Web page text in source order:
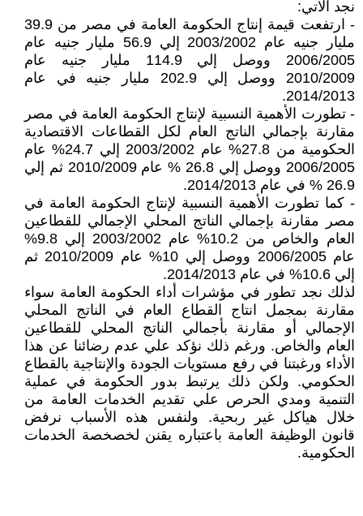
نجد الآتي:
- ارتفعت قيمة إنتاج الحكومة العامة في مصر من 39.9
مليار جنيه عام 2003/2002 إلي 56.9 مليار جنيه عام
2006/2005 ووصل إلي 114.9 مليار جنيه عام
2010/2009 ووصل إلي 202.9 مليار جنيه في عام
2014/2013.
- تطورت الأهمية النسبية لإنتاج الحكومة العامة في مصر
مقارنة بإجمالي الناتج العام لكل القطاعات الاقتصادية
الحكومية من 27.8% عام 2003/2002 إلي 24.7% عام
2006/2005 ووصل إلي 26.8 % عام 2010/2009 ثم إلي
26.9 % في عام 2014/2013.
- كما تطورت الأهمية النسبية لإنتاج الحكومة العامة في
مصر مقارنة بإجمالي الناتج المحلي الإجمالي للقطاعين
العام والخاص من 10.2% عام 2003/2002 إلي 9.8%
عام 2006/2005 ووصل إلي 10% عام 2010/2009 ثم
إلي 10.6% في عام 2014/2013.
لذلك نجد تطور في مؤشرات أداء الحكومة العامة سواء
مقارنة بمجمل انتاج القطاع العام في الناتج المحلي
الإجمالي أو مقارنة بأجمالي الناتج المحلي للقطاعين
العام والخاص. ورغم ذلك نؤكد علي عدم رضائنا عن هذا
الأداء ورغبتنا في رفع مستويات الجودة والإنتاجية بالقطاع
الحكومي. ولكن ذلك يرتبط بدور الحكومة في عملية
التنمية ومدي الحرص علي تقديم الخدمات العامة من
خلال هياكل غير ربحية. ولنفس هذه الأسباب نرفض
قانون الوظيفة العامة باعتباره يقنن لخصخصة الخدمات
الحكومية.